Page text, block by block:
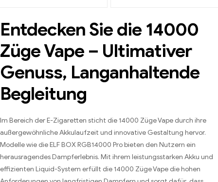
Entdecken Sie die 14000
Züge Vape – Ultimativer
Genuss, Langanhaltende
Begleitung
Im Bereich der E-Zigaretten sticht die 14000 Züge Vape durch ihre
außergewöhnliche Akkulaufzeit und innovative Gestaltung hervor.
Modelle wie die ELF BOX RGB14000 Pro bieten den Nutzern ein
herausragendes Dampferlebnis. Mit ihrem leistungsstarken Akku und
effizienten Liquid-System erfüllt die 14000 Züge Vape die hohen